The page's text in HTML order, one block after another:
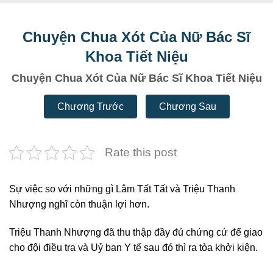
Chuyện Chua Xót Của Nữ Bác Sĩ
Khoa Tiết Niệu
Chuyện Chua Xót Của Nữ Bác Sĩ Khoa Tiết Niệu
Chương Trước Chương Sau
Rate this post
Sự việc so với những gì Lâm Tất Tất và Triệu Thanh
Nhượng nghĩ còn thuận lợi hơn.
Triệu Thanh Nhượng đã thu thập đầy đủ chứng cứ để giao
cho đội điều tra và Uỷ ban Y tế sau đó thì ra tòa khởi kiện.